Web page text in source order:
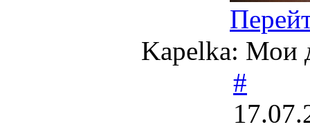
Kapelka: Мои
#